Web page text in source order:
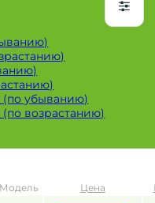
убыванию)
возрастанию)
Цена